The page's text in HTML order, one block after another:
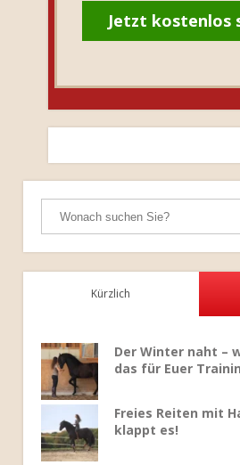
Jetzt kostenlos
Kürzlich
Der Winter naht –
das für Euer
Freies Reiten mit
klappt es!